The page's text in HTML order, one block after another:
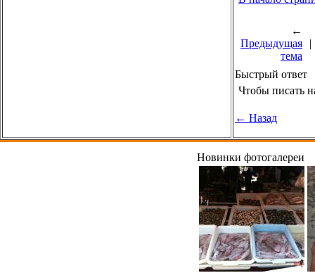
←
Предыдущая
тема
|
Быстрый ответ
Чтобы писать
← Назад
Новинки фотогалереи